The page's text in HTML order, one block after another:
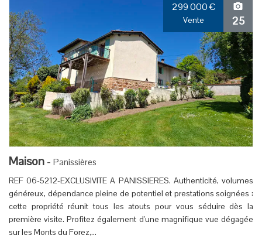
299 000€
Vente 25
Maison- Panissières
REF 06-5212-EXCLUSIVITE A PANISSIERES. Authenticité, volumes
généreux, dépendance pleine de potentiel et prestations soignées :
cette propriété réunit tous les atouts pour vous séduire dès la
première visite. Profitez également d'une magnifique vue dégagée
sur les Monts du Forez,...